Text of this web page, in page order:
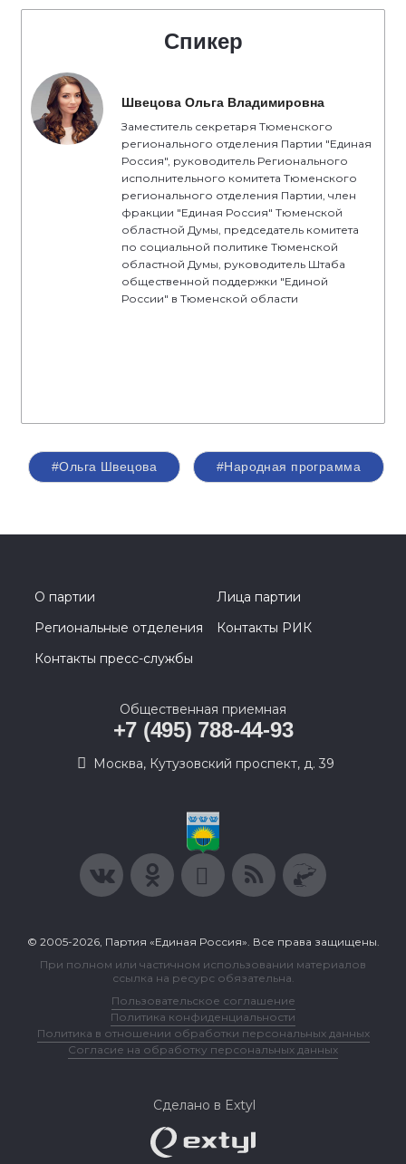
Спикер
Швецова Ольга Владимировна
Заместитель секретаря Тюменского
регионального отделения Партии "Единая
Россия", руководитель Регионального
исполнительного комитета Тюменского
регионального отделения Партии, член
фракции "Единая Россия" Тюменской
областной Думы, председатель комитета
по социальной политике Тюменской
областной Думы, руководитель Штаба
общественной поддержки "Единой
России" в Тюменской области
#Ольга Швецова #Народная программа
О партии
Лица партии
Региональные отделения
Контакты РИК
Контакты пресс-службы
Общественная приемная
+7 (495) 788-44-93
Москва, Кутузовский проспект, д. 39
© 2005-2026, Партия «Единая Россия». Все права защищены.
При полном или частичном использовании материалов
ссылка на ресурс обязательна.
Пользовательское соглашение
Политика конфиденциальности
Политика в отношении обработки персональных данных
Согласие на обработку персональных данных
Сделано в Extyl